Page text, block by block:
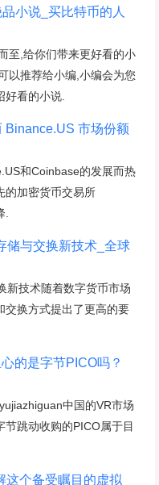
小说_买比特币的人
至,给你们带来更好看的小
以推荐给小编,小编会为您
看的小说.
Binance.US 市场份额
和Coinbase的发展而热
的加密货币交易所
.
储与交换新技术_全球
新技术随着数字货币市场
交换方式提出了更高的要
的是字节PICO吗？
中国的VR市场
节跳动收购的PICO属于目
这个备受瞩目的虚拟